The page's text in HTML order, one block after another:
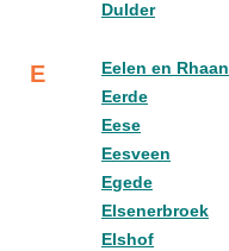
Dulder
E
Eelen en Rhaan
Eerde
Eese
Eesveen
Egede
Elsenerbroek
Elshof